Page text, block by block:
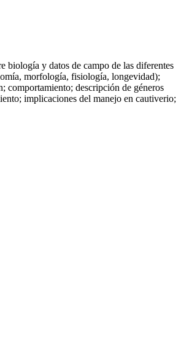
biología y datos de campo de las diferentes
morfología, fisiología, longevidad);
comportamiento; descripción de géneros
implicaciones del manejo en cautiverio;